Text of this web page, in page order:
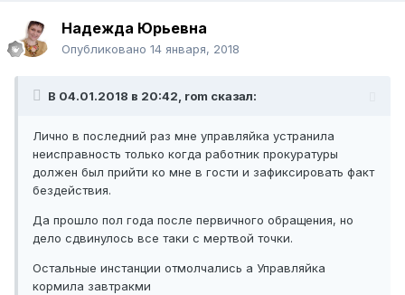
Надежда Юрьевна
Опубликовано 14 января, 2018
В 04.01.2018 в 20:42, rom сказал:
Лично в последний раз мне управляйка устранила
неисправность только когда работник прокуратуры
должен был прийти ко мне в гости и зафиксировать факт
бездействия.
Да прошло пол года после первичного обращения, но
дело сдвинулось все таки с мертвой точки.
Остальные инстанции отмолчались а Управляйка
кормила завтракми